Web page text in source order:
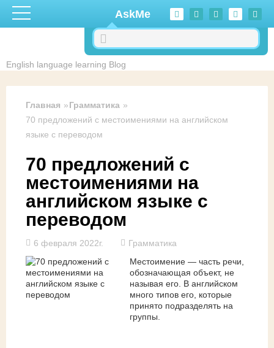
Перейти к основному содержанию
AskMe
English language learning Blog
Главная
Грамматика
70 предложений с местоимениями на английском
языке с переводом
70 предложений с
местоимениями на
английском языке с
переводом
6 февраля 2022г.
Грамматика
Местоимение — часть речи,
обозначающая объект, не
называя его. В английском
много типов его, которые
принято подразделять на
группы.